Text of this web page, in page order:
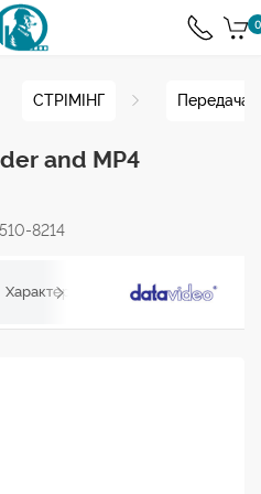
0
СТРІМІНГ Передача
and MP4
8214
Характеристики Відгуки